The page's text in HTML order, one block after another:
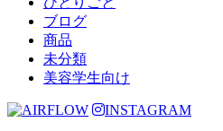
ブログ
商品
未分類
美容学生向け
INSTAGRAM